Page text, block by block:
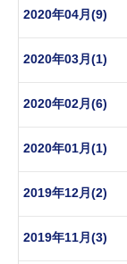
2020年04月(9)
2020年03月(1)
2020年02月(6)
2020年01月(1)
2019年12月(2)
2019年11月(3)